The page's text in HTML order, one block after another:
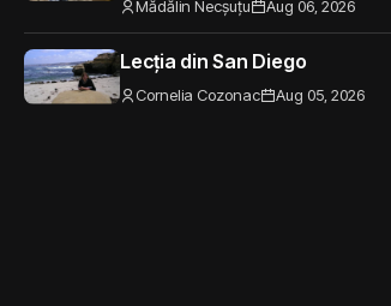
Mădălin Necșuțu Aug 06, 2026
Lecția din San Diego
Cornelia Cozonac Aug 05, 2026